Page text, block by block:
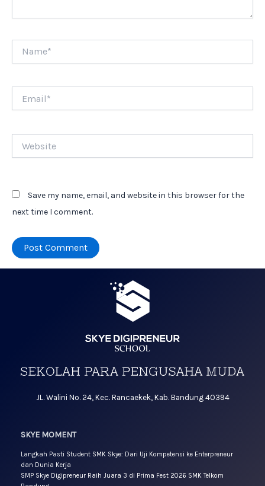
Save my name, email, and website in this browser for the
next time I comment.
JL. Walini No. 24, Kec. Rancaekek, Kab. Bandung 40394
SKYE MOMENT
Langkah Pasti Student SMK Skye: Dari Uji Kompetensi ke Enterpreneur
dan Dunia Kerja
SMP Skye Digipreneur Raih Juara 3 di Prima Fest 2026 SMK Telkom